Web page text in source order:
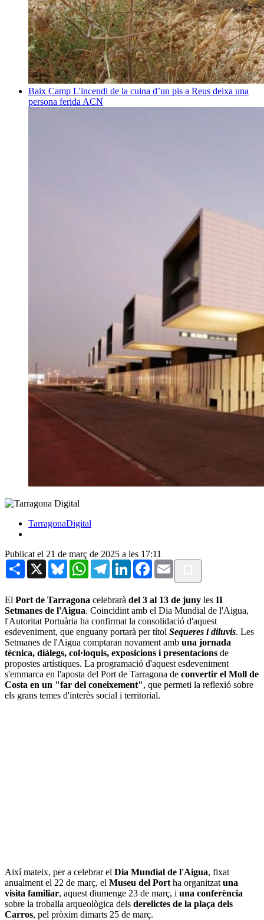
Baix Camp L'incendi de la cuina d’un pis a Reus deixa una
persona ferida ACN
TarragonaDigital
Publicat el 21 de març de 2025 a les 17:11
Share X BlueskyWhatsAppTelegramLinkedInFacebook
Email
El Port de Tarragona celebrarà del 3 al 13 de juny les II
Setmanes de l'Aigua. Coincidint amb el Dia Mundial de l'Aigua,
l'Autoritat Portuària ha confirmat la consolidació d'aquest
esdeveniment, que enguany portarà per títol Sequeres i diluvis. Les
Setmanes de l'Aigua comptaran novament amb una jornada
tècnica, diàlegs, col·loquis, exposicions i presentacions de
propostes artístiques. La programació d'aquest esdeveniment
s'emmarca en l'aposta del Port de Tarragona de convertir el Moll de
Costa en un "far del coneixement", que permeti la reflexió sobre
els grans temes d'interès social i territorial.
Així mateix, per a celebrar el Dia Mundial de l'Aigua, fixat
anualment el 22 de març, el Museu del Port ha organitzat una
visita familiar, aquest diumenge 23 de març, i una conferència
sobre la troballa arqueològica dels derelictes de la plaça dels
Carros, pel pròxim dimarts 25 de març.